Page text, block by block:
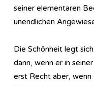
seiner elementaren
unendlichen
Die Schönheit legt
dann, wenn er in
erst Recht aber, wenn